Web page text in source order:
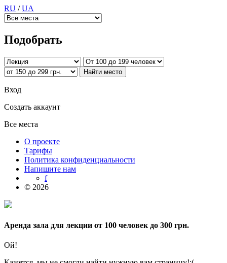
RU /UA
Подобрать
Вход
Создать аккаунт
Все места
О проекте
Тарифы
Политика конфиденциальности
Напишите нам
f
© 2026
Аренда зала для лекции от 100 человек до 300 грн.
Ой!